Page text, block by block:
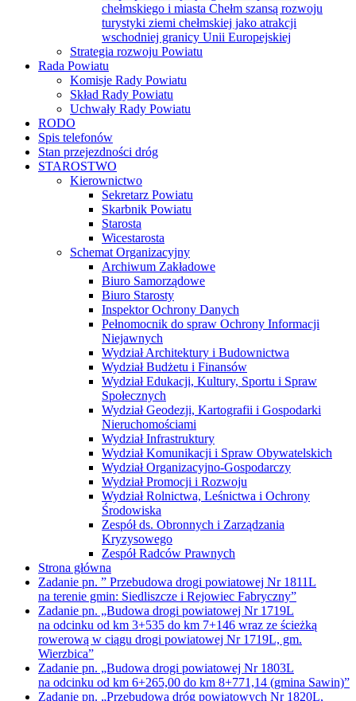
chełmskiego i miasta Chełm szansą rozwoju
turystyki ziemi chełmskiej jako atrakcji
wschodniej granicy Unii Europejskiej
Strategia rozwoju Powiatu
Rada Powiatu
Komisje Rady Powiatu
Skład Rady Powiatu
Uchwały Rady Powiatu
RODO
Spis telefonów
Stan przejezdności dróg
STAROSTWO
Kierownictwo
Sekretarz Powiatu
Skarbnik Powiatu
Starosta
Wicestarosta
Schemat Organizacyjny
Archiwum Zakładowe
Biuro Samorządowe
Biuro Starosty
Inspektor Ochrony Danych
Pełnomocnik do spraw Ochrony Informacji
Niejawnych
Wydział Architektury i Budownictwa
Wydział Budżetu i Finansów
Wydział Edukacji, Kultury, Sportu i Spraw
Społecznych
Wydział Geodezji, Kartografii i Gospodarki
Nieruchomościami
Wydział Infrastruktury
Wydział Komunikacji i Spraw Obywatelskich
Wydział Organizacyjno-Gospodarczy
Wydział Promocji i Rozwoju
Wydział Rolnictwa, Leśnictwa i Ochrony
Środowiska
Zespół ds. Obronnych i Zarządzania
Kryzysowego
Zespół Radców Prawnych
Strona główna
Zadanie pn. ” Przebudowa drogi powiatowej Nr 1811L
na terenie gmin: Siedliszcze i Rejowiec Fabryczny”
Zadanie pn. „Budowa drogi powiatowej Nr 1719L
na odcinku od km 3+535 do km 7+146 wraz ze ścieżką
rowerową w ciągu drogi powiatowej Nr 1719L, gm.
Wierzbica”
Zadanie pn. „Budowa drogi powiatowej Nr 1803L
na odcinku od km 6+265,00 do km 8+771,14 (gmina Sawin)”
Zadanie pn. „Przebudowa dróg powiatowych Nr 1820L,